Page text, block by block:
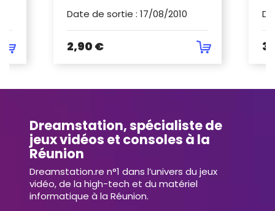
Date de sortie : 17/08/2010
2,90 €
Dreamstation, spécialiste de
jeux vidéos et consoles à la
Réunion
Dreamstation.re n°1 dans l’univers du jeux
vidéo, de la high-tech et du matériel
informatique à la Réunion.